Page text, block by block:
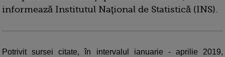
informează Institutul Naţional de Statistică (INS).
Potrivit sursei citate, în intervalul ianuarie - aprilie 2019,